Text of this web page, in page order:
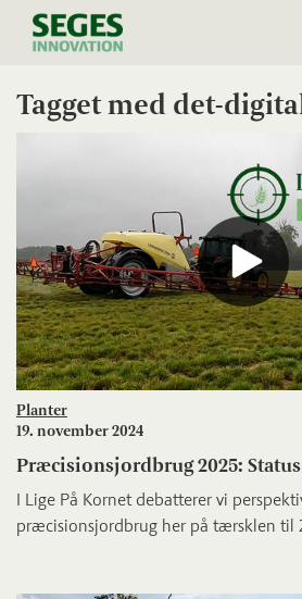
Tagget med det-
Planter
19. november 2024
Præcisionsjordbrug 2025:
I Lige På Kornet debatterer vi
præcisionsjordbrug her på tærsklen til